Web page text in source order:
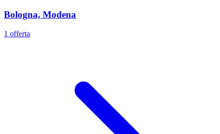
Bologna, Modena
1 offerta